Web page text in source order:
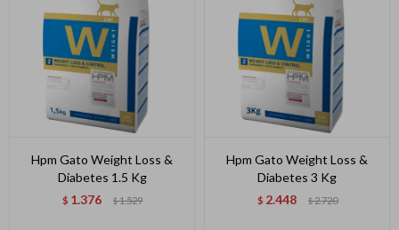
Hpm Gato Weight Loss &
Diabetes 1.5 Kg
$ 1.376 $1.529
Hpm Gato Weight Loss &
Diabetes 3 Kg
$ 2.448 $2.720